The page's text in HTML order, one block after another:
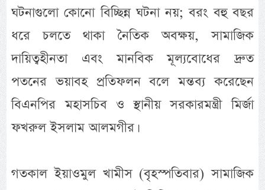
ঘটনাগুলো কোনো বিচ্ছিন্ন ঘটনা নয়; বরং বহু বছর
ধরে চলতে থাকা নৈতিক অবক্ষয়, সামাজিক
দায়িত্বহীনতা এবং মানবিক মূল্যবোধের দ্রুত
পতনের ভয়াবহ প্রতিফলন বলে মন্তব্য করেছেন
বিএনপির মহাসচিব ও স্থানীয় সরকারমন্ত্রী মির্জা
ফখরুল ইসলাম আলমগীর।
গতকাল ইয়াওমুল খামীস (বৃহস্পতিবার) সামাজিক